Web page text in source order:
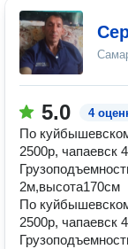
5.0 4
По
2500р, чапаевск
2м,высота170см
По
2500р, чапаевск